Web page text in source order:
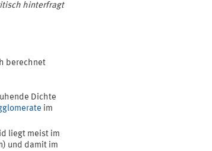
hinterfragt
berechnet
Dichte
im
liegt meist im
und damit im